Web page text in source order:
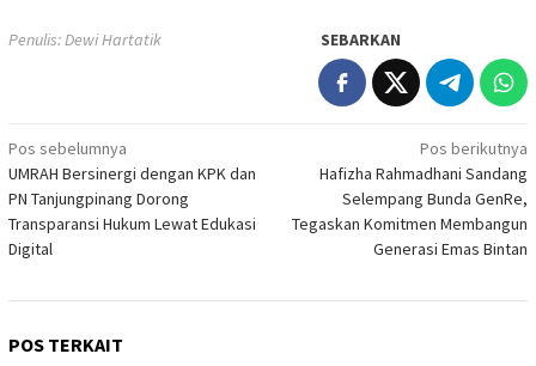
Penulis: Dewi Hartatik SEBARKAN
Navigasi
pos
Pos sebelumnya
UMRAH Bersinergi dengan KPK dan
PN Tanjungpinang Dorong
Transparansi Hukum Lewat Edukasi
Digital
Pos berikutnya
Hafizha Rahmadhani Sandang
Selempang Bunda GenRe,
Tegaskan Komitmen Membangun
Generasi Emas Bintan
POS TERKAIT